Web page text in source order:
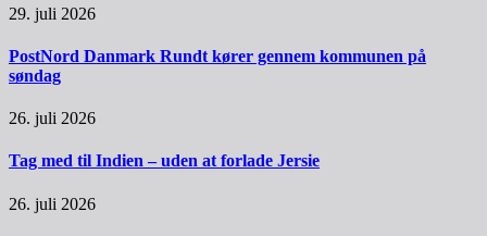
29. juli 2026
PostNord Danmark Rundt kører gennem kommunen på
søndag
26. juli 2026
Tag med til Indien – uden at forlade Jersie
26. juli 2026